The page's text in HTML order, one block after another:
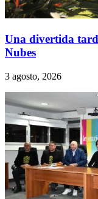
Una divertida
Nubes
3 agosto, 2026